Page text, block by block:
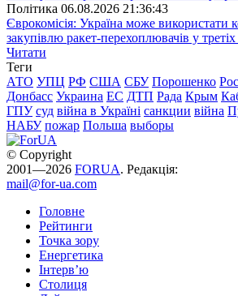
Полiтика 06.08.2026 21:36:43
Єврокомісія: Україна може
закупівлю ракет-перехоплювачів у третіх
Читати
Теги
АТО УПЦ РФ США СБУ Порошенко
Донбасс Украина ЕС ДТП Рада Крым
ГПУ суд війна в Україні санкции війна
НАБУ пожар Польша выборы
© Copyright
2001—2026 FORUA. Редакція:
mail@for-ua.com
Головне
Рейтинги
Точка зору
Енергетика
Інтерв’ю
Столиця